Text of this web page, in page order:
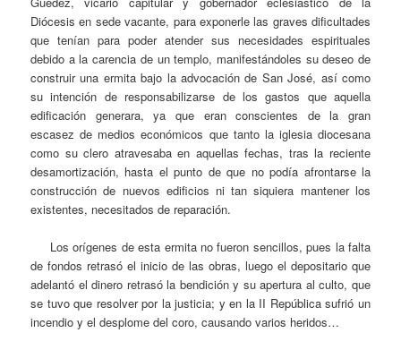
Diócesis en sede vacante, para exponerle las graves dificultades
que tenían para poder atender sus necesidades espirituales
debido a la carencia de un templo, manifestándoles su deseo de
construir una ermita bajo la advocación de San José, así como
su intención de responsabilizarse de los gastos que aquella
edificación generara, ya que eran conscientes de la gran
escasez de medios económicos que tanto la iglesia diocesana
como su clero atravesaba en aquellas fechas, tras la reciente
desamortización, hasta el punto de que no podía afrontarse la
construcción de nuevos edificios ni tan siquiera mantener los
existentes, necesitados de reparación.
Los orígenes de esta ermita no fueron sencillos, pues la falta
de fondos retrasó el inicio de las obras, luego el depositario que
adelantó el dinero retrasó la bendición y su apertura al culto, que
se tuvo que resolver por la justicia; y en la II República sufrió un
incendio y el desplome del coro, causando varios heridos…